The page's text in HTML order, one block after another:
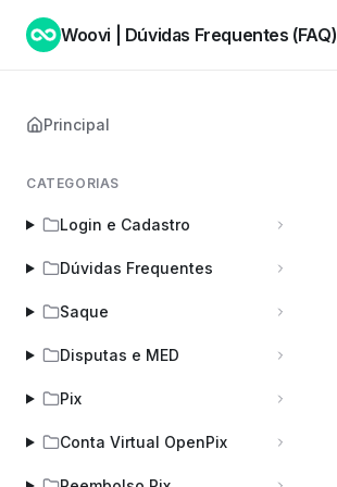
Woovi | Dúvidas Frequentes (FAQ)
Principal
CATEGORIAS
Login e Cadastro
Dúvidas Frequentes
Saque
Disputas e MED
Pix
Conta Virtual OpenPix